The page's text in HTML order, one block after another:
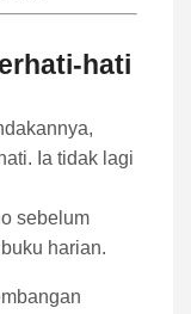
hati
Ia tidak lagi
sebelum
harian.